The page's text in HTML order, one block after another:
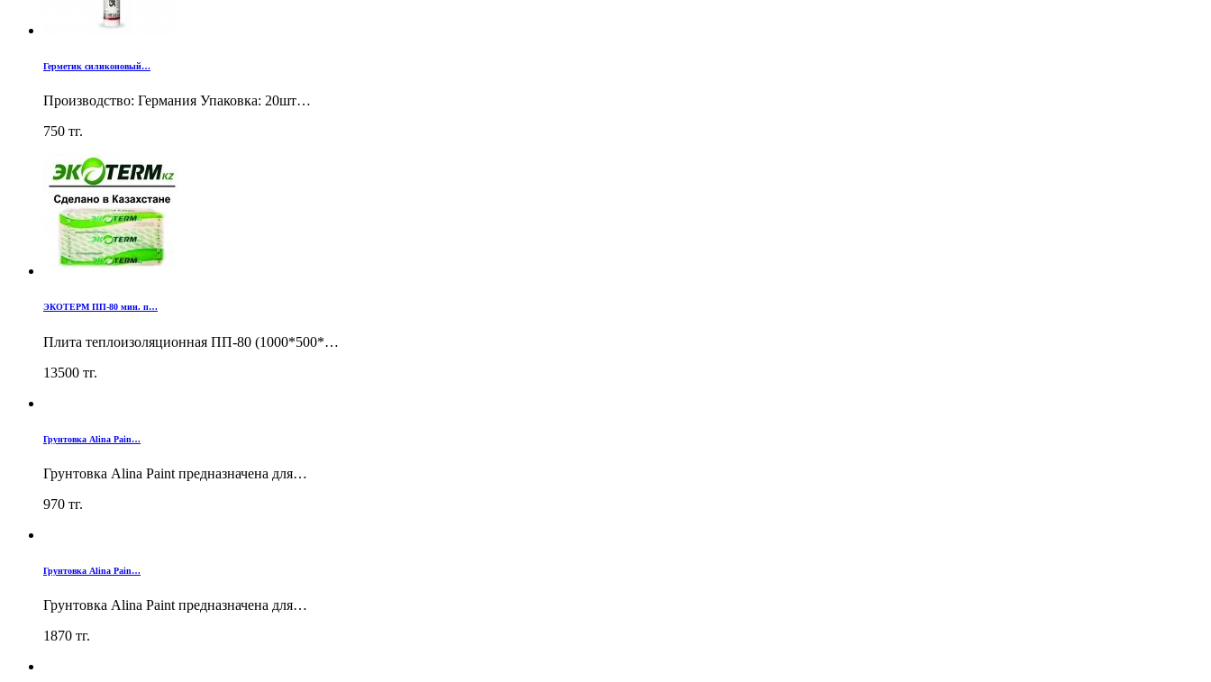
Герметик силиконовый…
Производство: Германия Упаковка: 20шт…
750 тг.
ЭКОТЕРМ ПП-80 мин. п…
Плита теплоизоляционная ПП-80 (1000*500*…
13500 тг.
Грунтовка Alina Pain…
Грунтовка Alina Paint предназначена для…
970 тг.
Грунтовка Alina Pain…
Грунтовка Alina Paint предназначена для…
1870 тг.